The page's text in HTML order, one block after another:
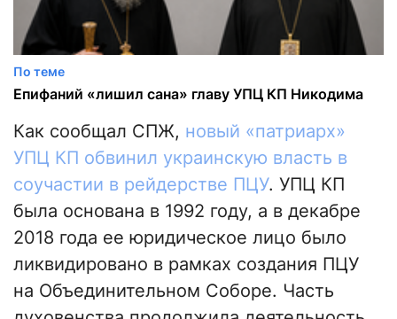
По теме
Епифаний «лишил сана» главу УПЦ КП Никодима
Как сообщал СПЖ, новый «патриарх»
УПЦ КП обвинил украинскую власть в
соучастии в рейдерстве ПЦУ. УПЦ КП
была основана в 1992 году, а в декабре
2018 года ее юридическое лицо было
ликвидировано в рамках создания ПЦУ
на Объединительном Соборе. Часть